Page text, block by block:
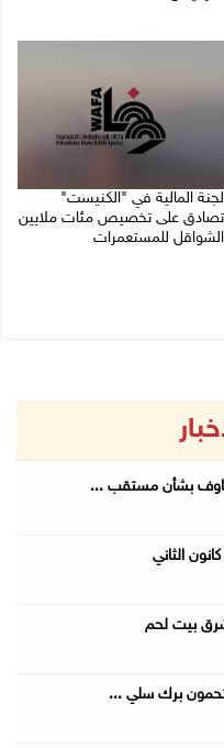
لجنة المالية في "الكنيست"
تصادق على تخصيص مئات ملايين
الشواقل للمستعمرات
بشأن مستقب ...
الثاني
بيت لحم
برك سلي ...